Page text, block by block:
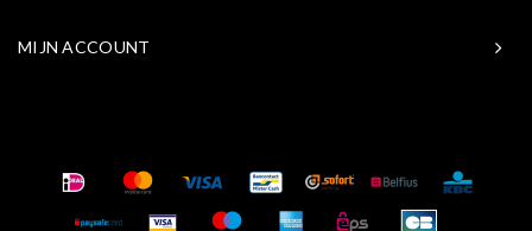
MIJN ACCOUNT